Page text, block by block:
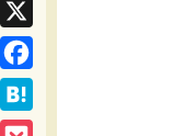
X
F
a
H